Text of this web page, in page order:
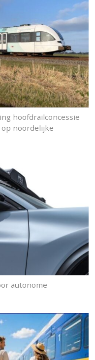
hoofdrailconcessie
op noordelijke
autonome